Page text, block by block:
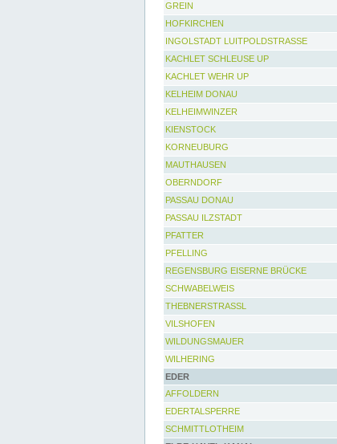
GREIN
HOFKIRCHEN
INGOLSTADT LUITPOLDSTRASSE
KACHLET SCHLEUSE UP
KACHLET WEHR UP
KELHEIM DONAU
KELHEIMWINZER
KIENSTOCK
KORNEUBURG
MAUTHAUSEN
OBERNDORF
PASSAU DONAU
PASSAU ILZSTADT
PFATTER
PFELLING
REGENSBURG EISERNE BRÜCKE
SCHWABELWEIS
THEBNERSTRASSL
VILSHOFEN
WILDUNGSMAUER
WILHERING
EDER
AFFOLDERN
EDERTALSPERRE
SCHMITTLOTHEIM